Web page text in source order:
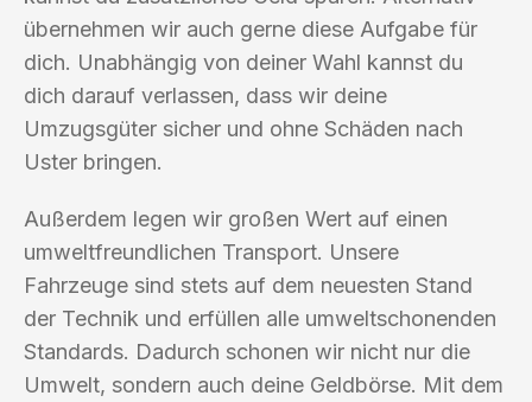
übernehmen wir auch gerne diese Aufgabe für
dich. Unabhängig von deiner Wahl kannst du
dich darauf verlassen, dass wir deine
Umzugsgüter sicher und ohne Schäden nach
Uster bringen.
Außerdem legen wir großen Wert auf einen
umweltfreundlichen Transport. Unsere
Fahrzeuge sind stets auf dem neuesten Stand
der Technik und erfüllen alle umweltschonenden
Standards. Dadurch schonen wir nicht nur die
Umwelt, sondern auch deine Geldbörse. Mit dem